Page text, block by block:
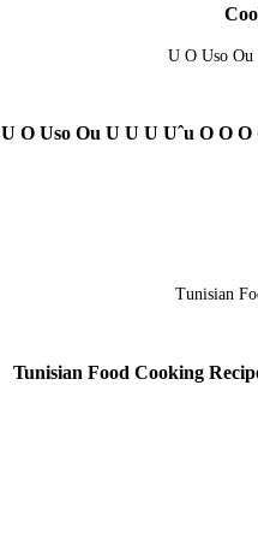
U O Uso Ou U U U Uˆu O O O